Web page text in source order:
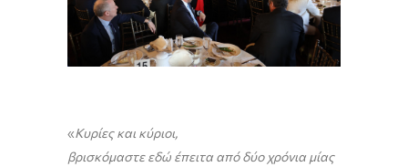
«Κυρίες και κύριοι,
βρισκόμαστε εδώ έπειτα από δύο χρόνια μίας